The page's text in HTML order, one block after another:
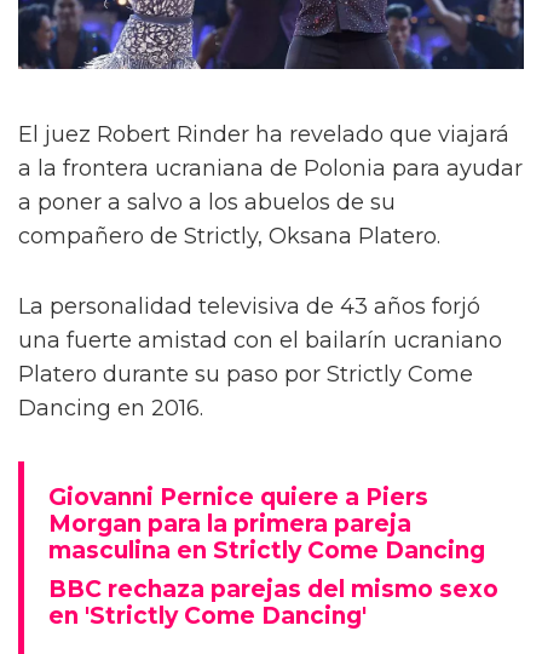
El juez Robert Rinder ha revelado que viajará
a la frontera ucraniana de Polonia para ayudar
a poner a salvo a los abuelos de su
compañero de Strictly, Oksana Platero.
La personalidad televisiva de 43 años forjó
una fuerte amistad con el bailarín ucraniano
Platero durante su paso por Strictly Come
Dancing en 2016.
Giovanni Pernice quiere a Piers
Morgan para la primera pareja
masculina en Strictly Come Dancing
BBC rechaza parejas del mismo sexo
en 'Strictly Come Dancing'